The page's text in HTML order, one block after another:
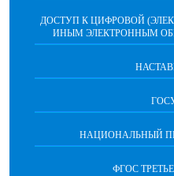
ДОСТУП К ЦИФРОВОЙ
ИНЫМ ЭЛЕКТРОННЫМ
НАЦИОНАЛЬНЫЙ
ФГОС